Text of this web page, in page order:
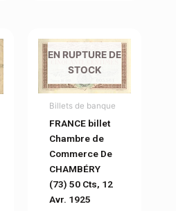
EN RUPTURE DE
STOCK
Billets de banque
FRANCE billet
Chambre de
Commerce De
CHAMBÉRY
(73) 50 Cts, 12
Avr. 1925